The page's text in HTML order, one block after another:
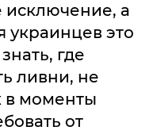
исключение, а
украинцев это
где
ливни, не
в моменты
от